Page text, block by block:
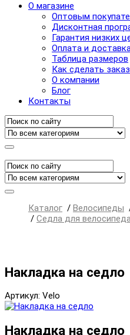
О магазине
Оптовым
Дисконтная
Гарантия низких
Оплата и
Таблица размеров
Как сделать заказ
О компании
Блог
Контакты
Каталог / Велосипеды
/ Седла для
Накладка на седло
Артикул: Velo
Накладка на седло